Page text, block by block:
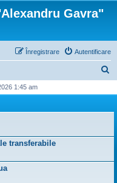
Gavra"
Autentificare
Înregistrare
t
1:45 am
transferabile